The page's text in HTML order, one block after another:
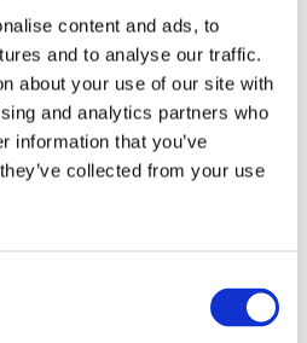
content and ads, to
and to analyse our traffic.
about your use of our site with
and analytics partners who
information that you’ve
collected from your use
centimeter hög med grågröna
är små och blåvioletta.
och läkeört som har sitt
och har spridits över stora
och senare av munkarna.
det latinska salvus som betyder
torkad bladkrydda ger växten